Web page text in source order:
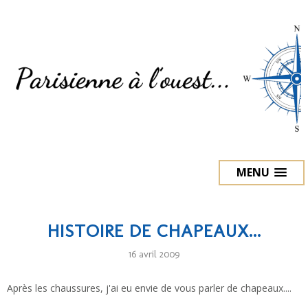
MENU
HISTOIRE DE CHAPEAUX...
16 avril 2009
Après les chaussures, j'ai eu envie de vous parler de chapeaux....